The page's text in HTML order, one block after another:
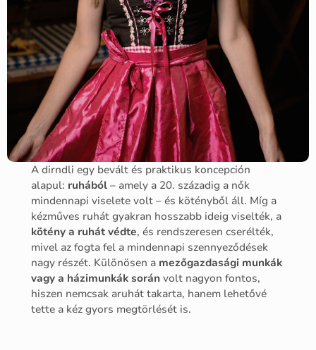
A dirndli egy bevált és praktikus koncepción
alapul: ruhából – amely a 20. századig a nők
mindennapi viselete volt – és kötényből áll. Míg a
kézműves ruhát gyakran hosszabb ideig viselték, a
kötény a ruhát védte, és rendszeresen cserélték,
mivel az fogta fel a mindennapi szennyeződések
nagy részét. Különösen a mezőgazdasági munkák
vagy a házimunkák során volt nagyon fontos,
hiszen nemcsak aruhát takarta, hanem lehetővé
tette a kéz gyors megtörlését is.